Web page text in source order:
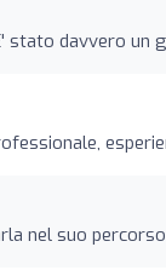
stato davvero
nel suo